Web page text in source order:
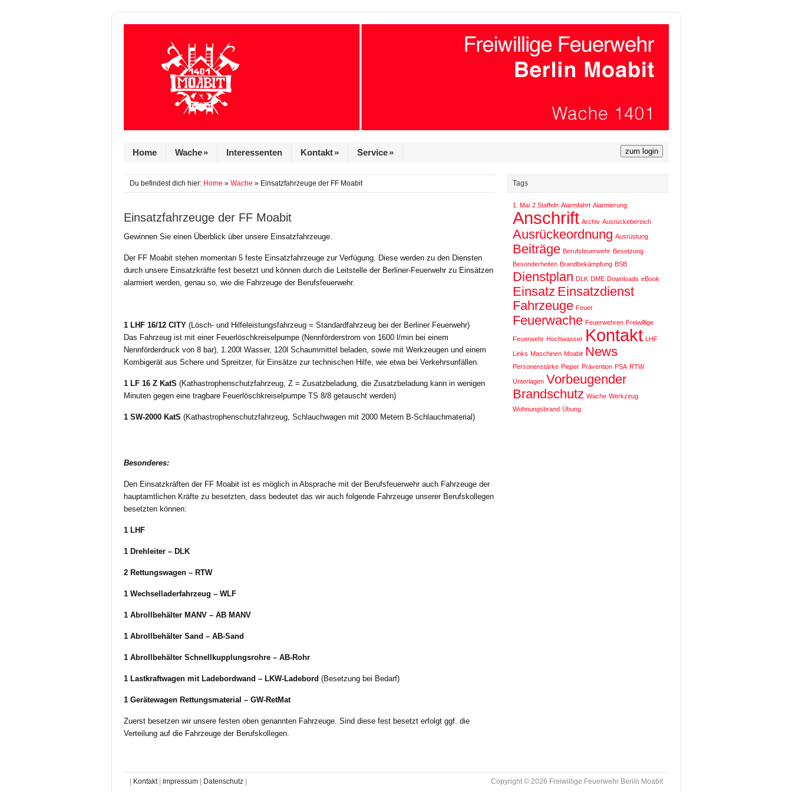
Home Wache» Interessenten Kontakt» Service»
Du befindest dich hier: Home » Wache » Einsatzfahrzeuge der FF Moabit
Einsatzfahrzeuge der FF Moabit
Gewinnen Sie einen Überblick über unsere Einsatzfahrzeuge.
Der FF Moabit stehen momentan 5 feste Einsatzfahrzeuge zur Verfügung. Diese werden zu den Diensten
durch unsere Einsatzkräfte fest besetzt und können durch die Leitstelle der Berliner-Feuerwehr zu Einsätzen
alarmiert werden, genau so, wie die Fahrzeuge der Berufsfeuerwehr.
1 LHF 16/12 CITY(Lösch- und Hilfeleistungsfahrzeug = Standardfahrzeug bei der Berliner Feuerwehr)
Das Fahrzeug ist mit einer Feuerlöschkreiselpumpe (Nennförderstrom von 1600 l/min bei einem
Nennförderdruck von 8 bar), 1.200l Wasser, 120l Schaummittel beladen, sowie mit Werkzeugen und einem
Kombigerät aus Schere und Spreitzer, für Einsätze zur technischen Hilfe, wie etwa bei Verkehrsunfällen.
1 LF 16 Z KatS (Kathastrophenschutzfahrzeug, Z = Zusatzbeladung, die Zusatzbeladung kann in wenigen
Minuten gegen eine tragbare Feuerlöschkreiselpumpe TS 8/8 getauscht werden)
1 SW-2000 KatS (Kathastrophenschutzfahrzeug, Schlauchwagen mit 2000 Metern B-Schlauchmaterial)
Besonderes:
Den Einsatzkräften der FF Moabit ist es möglich in Absprache mit der Berufsfeuerwehr auch Fahrzeuge der
hauptamtlichen Kräfte zu besetzten, dass bedeutet das wir auch folgende Fahrzeuge unserer Berufskollegen
besetzten können:
1 LHF
1 Drehleiter – DLK
2 Rettungswagen – RTW
1 Wechselladerfahrzeug – WLF
1 Abrollbehälter MANV – AB MANV
1 Abrollbehälter Sand – AB-Sand
1 Abrollbehälter Schnellkupplungsrohre – AB-Rohr
1 Lastkraftwagen mit Ladebordwand – LKW-Ladebord (Besetzung bei Bedarf)
1 Gerätewagen Rettungsmaterial – GW-RetMat
Zuerst besetzen wir unsere festen oben genannten Fahrzeuge. Sind diese fest besetzt erfolgt ggf. die
Verteilung auf die Fahrzeuge der Berufskollegen.
Tags
1. Mai 2 Staffeln Alarmfahrt Alarmierung
Anschrift Archiv Ausrückebereich
Ausrückeordnung Ausrüstung
Beiträge Berufsfeuerwehr Besetzung
Besonderheiten Brandbekämpfung BSB
Dienstplan DLK DME Downloads eBook
Einsatz Einsatzdienst
Fahrzeuge Feuer
Feuerwache Feuerwehren Freiwillige
Feuerwehr Hochwasser Kontakt LHF
Links Maschinen Moabit News
Personenstärke Pieper Prävention PSA RTW
Unterlagen Vorbeugender
Brandschutz Wache Werkzeug
Wohnungsbrand Übung
Kontakt| Impressum| Datenschutz| Copyright © 2026 Freiwillige Feuerwehr Berlin Moabit